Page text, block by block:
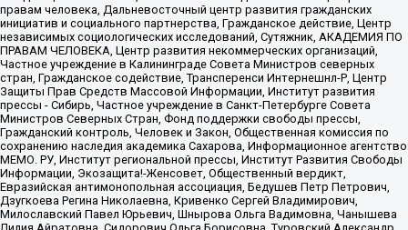
правам человека, Дальневосточный центр развития гражданских
инициатив и социального партнерства, Гражданское действие, Центр
независимых социологических исследований, Сутяжник, АКАДЕМИЯ ПО
ПРАВАМ ЧЕЛОВЕКА, Центр развития некоммерческих организаций,
Частное учреждение в Калининграде Совета Министров северных
стран, Гражданское содействие, Трансперенси Интернешнл-Р, Центр
Защиты Прав Средств Массовой Информации, Институт развития
прессы - Сибирь, Частное учреждение в Санкт-Петербурге Совета
Министров Северных Стран, Фонд поддержки свободы прессы,
Гражданский контроль, Человек и Закон, Общественная комиссия по
сохранению наследия академика Сахарова, Информационное агентство
МЕМО. РУ, Институт региональной прессы, Институт Развития Свободы
Информации, Экозащита!-Женсовет, Общественный вердикт,
Евразийская антимонопольная ассоциация, Бедушев Петр Петрович,
Дзугкоева Регина Николаевна, Кривенко Сергей Владимирович,
Милославский Павел Юрьевич, Шнырова Ольга Вадимовна, Чанышева